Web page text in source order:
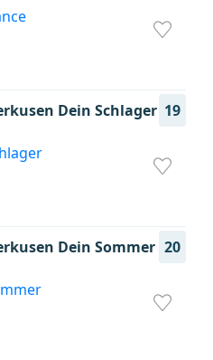
Dein Schlager 19
Dein Sommer 20